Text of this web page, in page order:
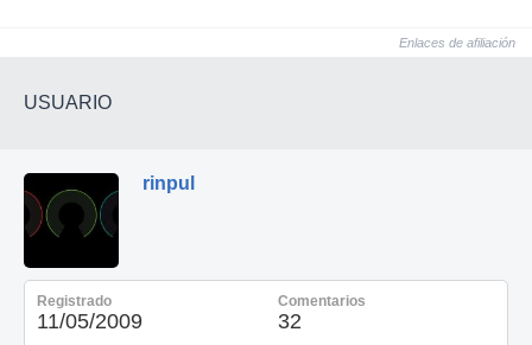
Enlaces de afiliación
USUARIO
rinpul
Registrado
11/05/2009
Comentarios
32